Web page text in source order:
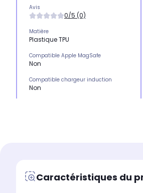
Avis
0/5 (0)
Matière
Plastique TPU
Compatible Apple MagSafe
Non
Compatible chargeur induction
Non
Modèle compatible 1
iPhone 15 Pro Max
Caractéristiques du